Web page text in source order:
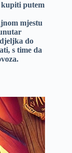
kupiti putem
mjestu
do
s time da